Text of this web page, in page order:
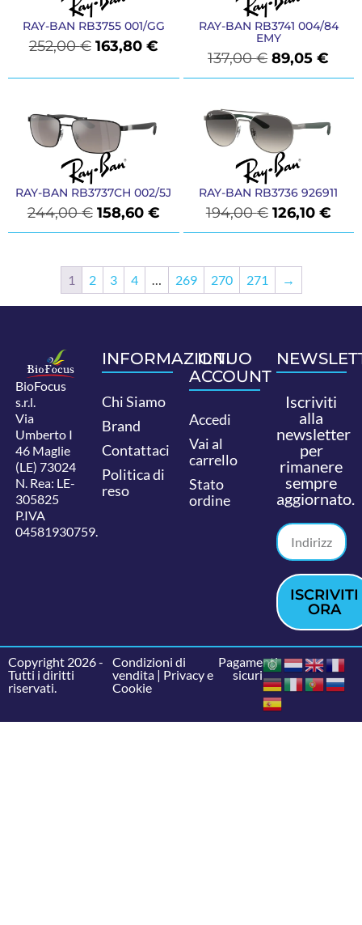
RAY-BAN RB3755 001/GG
252,00€ 163,80 €
RAY-BAN RB3741 004/84
EMY
137,00€ 89,05€
RAY-BAN RB3737CH 002/5J
244,00€ 158,60 €
RAY-BAN RB3736 926911
194,00€ 126,10 €
1 2 3 4 269 270 271 →
BioFocus
s.r.l.
Via
Umberto I
46 Maglie
(LE) 73024
N. Rea: LE-
305825
P.IVA
04581930759.
INFORMAZIONI
Chi Siamo
Brand
Contattaci
Politica di
reso
IL TUO
ACCOUNT
Accedi
Vai al
carrello
Stato
ordine
Iscriviti
alla
newsletter
per
rimanere
sempre
aggiornato.
ISCRIVITI
ORA
Copyright 2026 -
Tutti i diritti
riservati.
Condizioni di
vendita| Privacy e
Cookie
Pagamenti
sicuri